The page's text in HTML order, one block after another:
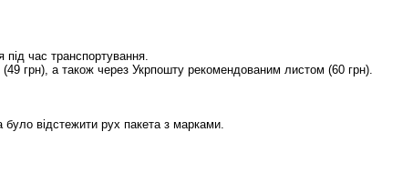
час транспортування.
грн), а також через Укрпошту рекомендованим листом (60 грн).
відстежити рух пакета з марками.